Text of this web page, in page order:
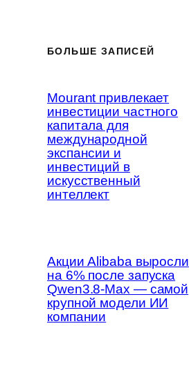
БОЛЬШЕ ЗАПИСЕЙ
Mourant привлекает
инвестиции частного
капитала для
международной
экспансии и
инвестиций в
искусственный
интеллект
Акции Alibaba выросли
на 6% после запуска
Qwen3.8-Max — самой
крупной модели ИИ
компании